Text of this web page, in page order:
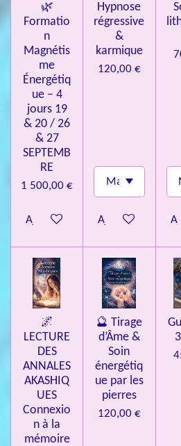
🌿
Formatio
n
Magnétis
me
Énergétiq
ue – 4
jours 19
& 20 / 26
& 27
SEPTEMB
RE
1 500,00 €
Ajouter au panier
Hypnose
régressive
&
karmique
120,00 €
Ajouter au panier
🌌
LECTURE
DES
ANNALES
AKASHIQ
UES
Connexio
n à la
mémoire
🔮 Tirage
d’Âme &
Soin
énergétiq
ue par les
pierres
120,00 €